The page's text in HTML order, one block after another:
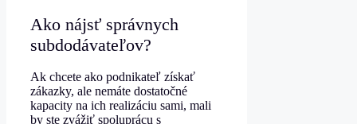
Ako nájsť správnych
subdodávateľov?
Ak chcete ako podnikateľ získať
zákazky, ale nemáte dostatočné
kapacity na ich realizáciu sami, mali
by ste zvážiť spoluprácu s